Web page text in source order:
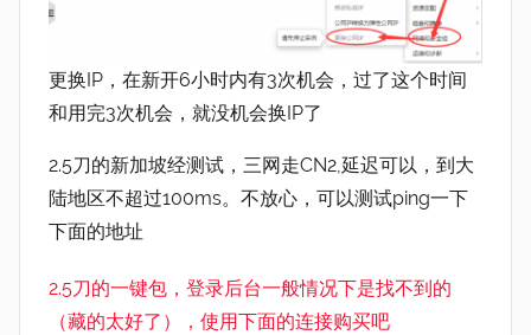
更换IP，在新开6小时内有3次机会，过了这个时间
和用完3次机会，就没机会换IP了
2.5刀的新加坡经测试，三网走CN2,延迟可以，到大
陆地区不超过100ms。不放心，可以测试ping一下
下面的地址
2.5刀的一键包，登录后台一般情况下是找不到的
（藏的太好了），使用下面的连接购买吧